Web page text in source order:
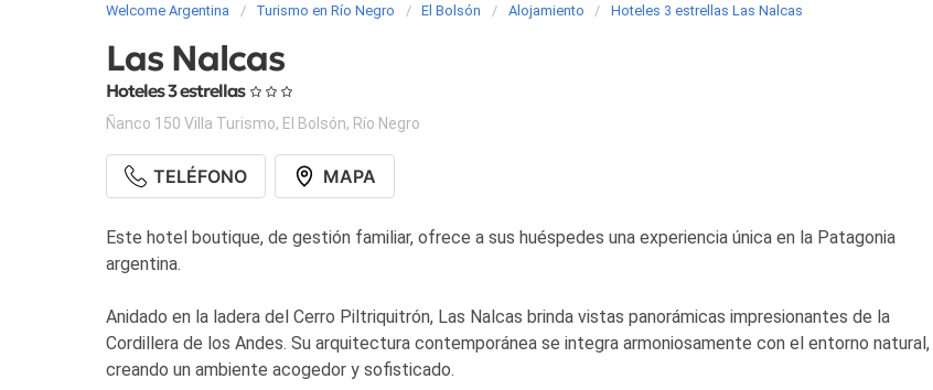
Welcome Argentina Turismo en Río Negro El Bolsón Alojamiento Hoteles 3 estrellas Las Nalcas
Las Nalcas
Hoteles 3 estrellas
Ñanco 150 Villa Turismo, El Bolsón, Río Negro
TELÉFONO MAPA
Este hotel boutique, de gestión familiar, ofrece a sus huéspedes una experiencia única en la Patagonia
argentina.
Anidado en la ladera del Cerro Piltriquitrón, Las Nalcas brinda vistas panorámicas impresionantes de la
Cordillera de los Andes. Su arquitectura contemporánea se integra armoniosamente con el entorno natural,
creando un ambiente acogedor y sofisticado.